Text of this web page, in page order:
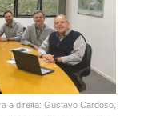
a direita: Gustavo Cardoso,